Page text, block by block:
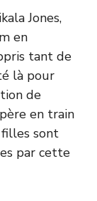
Jones,
en
tant de
là pour
de
en train
sont
par cette